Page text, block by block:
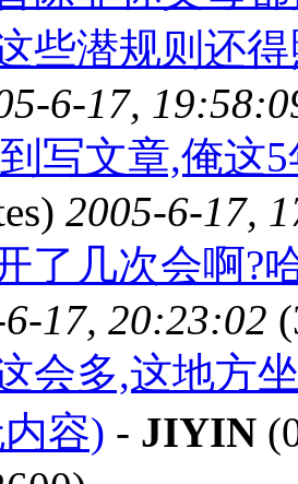
些潜规则还
6-17,
写文章,俺这
2005-6-17,
了几次会啊?
17, 20:23:02
会多,这地方
容) - JIYIN